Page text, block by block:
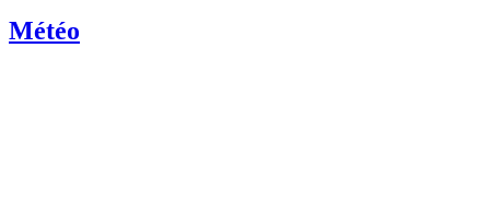
Météo